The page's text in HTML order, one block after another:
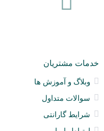
خدمات مشتریان
وبلاگ و آموزش ها
سوالات متداول
شرایط گارانتی